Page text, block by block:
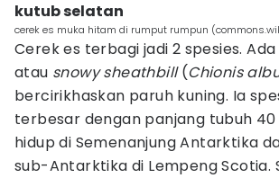
kutub selatan
cerek es muka hitam di rumput rumpun
Cerek es terbagi jadi 2 spesies.
atau snowy sheathbill(Chionis
bercirikhaskan paruh kuning. Ia
terbesar dengan panjang tubuh
hidup di Semenanjung Antarktika
sub-Antarktika di Lempeng Scotia.